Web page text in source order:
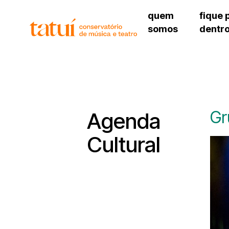
quem
somos
fique
Agenda
Cultural